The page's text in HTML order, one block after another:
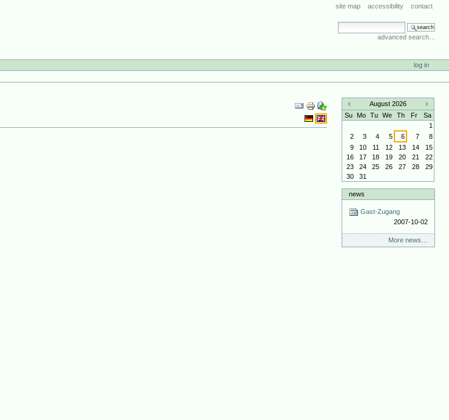
site map accessibility contact
search site
advanced search…
log in
Document
Actions
«
August 2026
»
Su Mo Tu We Th Fr
Sa
1
2
3 4 5 6 7
8
9
10 11 12 13 14
15
16
17 18 19 20 21
22
23
24 25 26 27 28
29
30
31
news
Gast-Zugang
2007-10-02
More news…